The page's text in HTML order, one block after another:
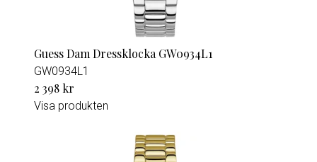
Guess Dam Dressklocka GW0934L1
GW0934L1
2 398 kr
Visa produkten